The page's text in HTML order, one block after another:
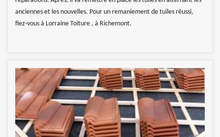
anciennes et les nouvelles. Pour un remaniement de tuiles réussi,
fiez-vous à Lorraine Toiture , à Richemont.